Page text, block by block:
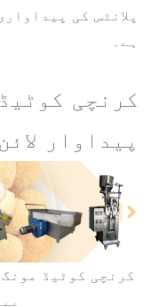
پلانٹس کی
ہے۔
کرنچی
پیداوار
کرنچی کوٹیڈ